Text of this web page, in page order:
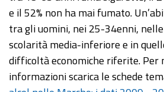
e il 52% non ha mai fumato.
tra gli uomini, nei 25-34enni,
scolarità media-inferiore e in
difficoltà economiche riferite. Per
informazioni scarica le schede